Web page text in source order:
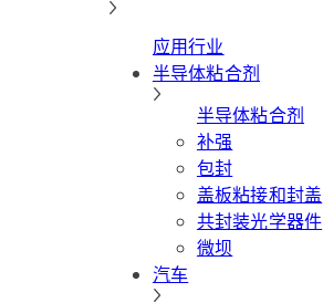
应用行业
半导体粘合剂
半导体粘合剂
补强
包封
盖板粘接和封盖
共封装光学器件
微坝
汽车